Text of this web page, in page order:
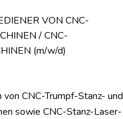
VON CNC-
/ CNC-
(m/w/d)
von CNC-Trumpf-Stanz- und
sowie CNC-Stanz-Laser-